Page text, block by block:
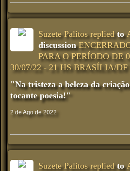
Suzete Palitos repliedto
discussion
PARA O PERÍODO DE
30/07/22 - 21 HS BRASÍLIA/DF
"Na tristeza a beleza da
tocante poesia!"
2 de Ago de 2022
Suzete Palitos repliedto